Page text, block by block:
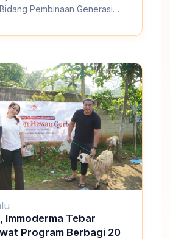
Pembinaan Generasi
Immoderma Tebar
Program Berbagi 20